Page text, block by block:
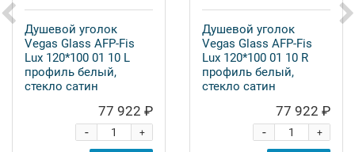
Душевой уголок
Vegas Glass AFP-Fis
Lux 120*100 01 10 L
профиль белый,
стекло сатин
77 922 ₽
+
-
Душевой уголок
Vegas Glass AFP-Fis
Lux 120*100 01 10 R
профиль белый,
стекло сатин
77 922 ₽
+
-